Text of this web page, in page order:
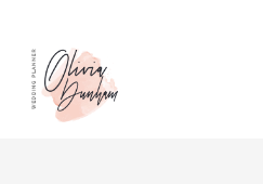
contenido